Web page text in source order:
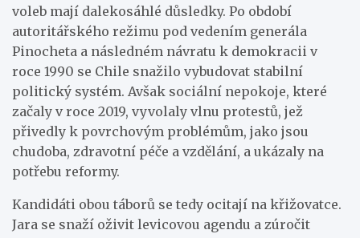
voleb mají dalekosáhlé důsledky. Po období
autoritářského režimu pod vedením generála
Pinocheta a následném návratu k demokracii v
roce 1990 se Chile snažilo vybudovat stabilní
politický systém. Avšak sociální nepokoje, které
začaly v roce 2019, vyvolaly vlnu protestů, jež
přivedly k povrchovým problémům, jako jsou
chudoba, zdravotní péče a vzdělání, a ukázaly na
potřebu reformy.
Kandidáti obou táborů se tedy ocitají na křižovatce.
Jara se snaží oživit levicovou agendu a zúročit